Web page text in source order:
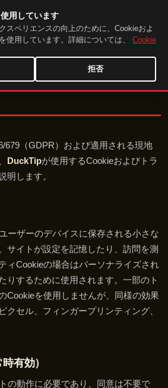
ー
679（GDPR）および適用される現地
DuckTipが使用するCookieおよびトラ
明します。
ーザーのデバイスに保存される小さな
サイトが設定を記憶したり、訪問を測
ィCookieの場合はパーソナライズされ
りするために使用されます。一部のト
Cookieを使用しませんが、同様の効果
クセル、フィンガープリンティング、
有効）
の動作に必要であり、同意は不要で
用しています
スペリエンスの向上のために、Cookieおよ
使用しています。詳細については、 Cookie
拒否